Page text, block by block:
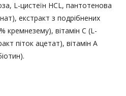
L-цистеїн HCL, пантотенова
екстракт з подрібнених
кремнезему), вітамін С (L-
піток ацетат), вітамін А